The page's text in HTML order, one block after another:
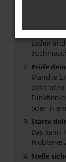
Hier sind
Laden
Prüfe
Manche
das
oder in
Starte
Das kann
Probleme
Stelle